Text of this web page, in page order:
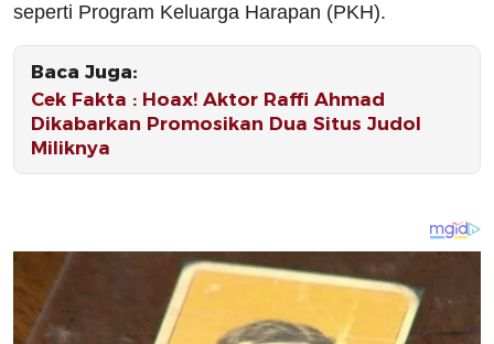
seperti Program Keluarga Harapan (PKH).
Baca Juga:
Cek Fakta : Hoax! Aktor Raffi Ahmad
Dikabarkan Promosikan Dua Situs Judol
Miliknya